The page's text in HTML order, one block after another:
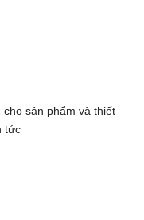
sản phẩm và thiết
tức